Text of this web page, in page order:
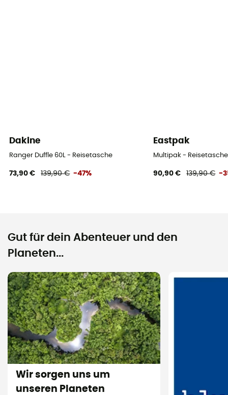
Dakine
Ranger Duffle 60L - Reisetasche
73,90 € 139,90 € -47%
Eastpak
Multipak - Reisetasche
90,90 € 139,90 € -
Gut für dein Abenteuer und den
Planeten...
Wir sorgen uns um
unseren Planeten